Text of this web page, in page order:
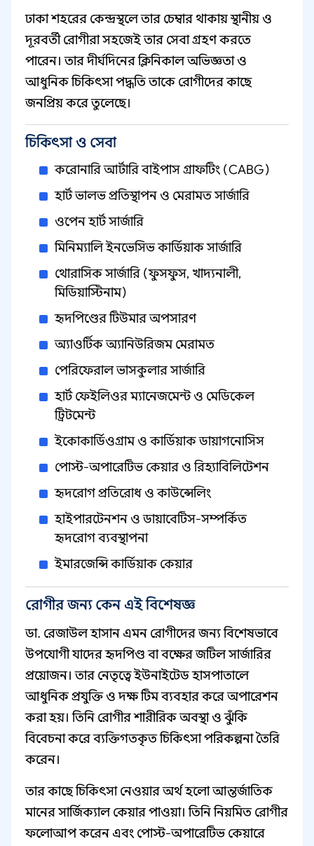
ঢাকা শহরের কেন্দ্রস্থলে তার চেম্বার থাকায় স্থানীয় ও
দূরবর্তী রোগীরা সহজেই তার সেবা গ্রহণ করতে
পারেন। তার দীর্ঘদিনের ক্লিনিকাল অভিজ্ঞতা ও
আধুনিক চিকিৎসা পদ্ধতি তাকে রোগীদের কাছে
জনপ্রিয় করে তুলেছে।
চিকিৎসা ও সেবা
করোনারি আর্টারি বাইপাস গ্রাফটিং (CABG)
হার্ট ভালভ প্রতিস্থাপন ও মেরামত সার্জারি
ওপেন হার্ট সার্জারি
মিনিম্যালি ইনভেসিভ কার্ডিয়াক সার্জারি
থোরাসিক সার্জারি (ফুসফুস, খাদ্যনালী,
মিডিয়াস্টিনাম)
হৃদপিণ্ডের টিউমার অপসারণ
অ্যাওর্টিক অ্যানিউরিজম মেরামত
পেরিফেরাল ভাসকুলার সার্জারি
হার্ট ফেইলিওর ম্যানেজমেন্ট ও মেডিকেল
ট্রিটমেন্ট
ইকোকার্ডিওগ্রাম ও কার্ডিয়াক ডায়াগনোসিস
পোস্ট-অপারেটিভ কেয়ার ও রিহ্যাবিলিটেশন
হৃদরোগ প্রতিরোধ ও কাউন্সেলিং
হাইপারটেনশন ও ডায়াবেটিস-সম্পর্কিত
হৃদরোগ ব্যবস্থাপনা
ইমারজেন্সি কার্ডিয়াক কেয়ার
রোগীর জন্য কেন এই বিশেষজ্ঞ
ডা. রেজাউল হাসান এমন রোগীদের জন্য বিশেষভাবে
উপযোগী যাদের হৃদপিণ্ড বা বক্ষের জটিল সার্জারির
প্রয়োজন। তার নেতৃত্বে ইউনাইটেড হাসপাতালে
আধুনিক প্রযুক্তি ও দক্ষ টিম ব্যবহার করে অপারেশন
করা হয়। তিনি রোগীর শারীরিক অবস্থা ও ঝুঁকি
বিবেচনা করে ব্যক্তিগতকৃত চিকিৎসা পরিকল্পনা তৈরি
করেন।
তার কাছে চিকিৎসা নেওয়ার অর্থ হলো আন্তর্জাতিক
মানের সার্জিক্যাল কেয়ার পাওয়া। তিনি নিয়মিত রোগীর
ফলোআপ করেন এবং পোস্ট-অপারেটিভ কেয়ারে